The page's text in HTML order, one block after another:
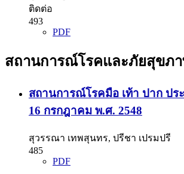
ติดต่อ
493
PDF
สถานการณ์โรคและภัยสุขภ
สถานการณ์โรคมือ เท้า ปาก ปร
16 กรกฎาคม พ.ศ. 2548
สุวรรณา เทพสุนทร, ปรีชา เปรมปรี
485
PDF